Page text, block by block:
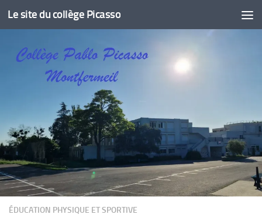
Skip to content
Le site du collège Picasso
ÉDUCATION PHYSIQUE ET SPORTIVE